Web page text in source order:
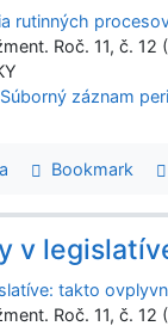
rutinných
Roč. 11, č.
záznam
Bookmark
v
takto
Roč. 11, č.